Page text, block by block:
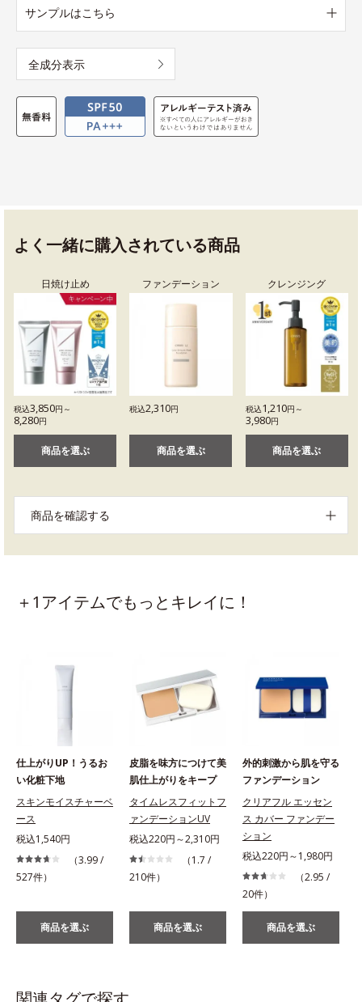
サンプルはこちら
全成分表示
よく一緒に購入されている商品
日焼け止め
税込3,850円～
8,280円
商品を選ぶ
ファンデーション
税込2,310円
商品を選ぶ
クレンジング
税込1,210円～
3,980円
商品を選ぶ
商品を確認する
＋1アイテムでもっとキレイに！
仕上がりUP！うるお
い化粧下地
スキンモイスチャーベ
ース
税込1,540円
（3.99 /
527件）
商品を選ぶ
皮脂を味方につけて美
肌仕上がりをキープ
タイムレスフィットフ
ァンデーションUV
税込220円～2,310円
（1.7 /
210件）
商品を選ぶ
外的刺激から肌を守る
ファンデーション
クリアフル エッセン
ス カバー ファンデー
ション
税込220円～1,980円
（2.95 /
20件）
商品を選ぶ